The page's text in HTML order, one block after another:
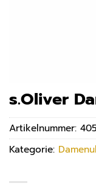
s.Oliver
Artikelnummer:
Kategorie: